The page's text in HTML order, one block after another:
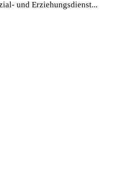
und Erziehungsdienst...